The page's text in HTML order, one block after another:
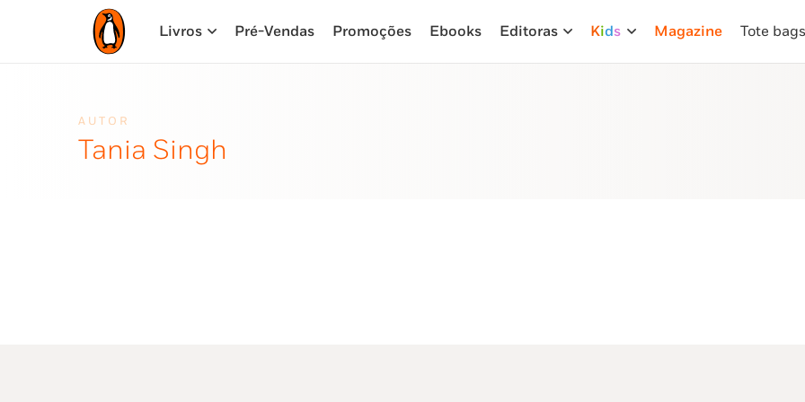
Livros Pré-Vendas Promoções Ebooks Editoras Kids Magazine Tote bags
AUTOR
Tania Singh